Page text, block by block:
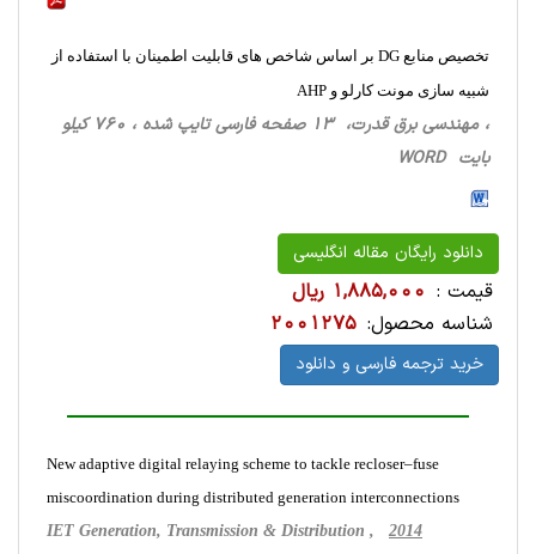
تخصیص منابع DG بر اساس شاخص های قابلیت اطمینان با استفاده از
شبیه سازی مونت کارلو و AHP
، مهندسی برق قدرت، 13 صفحه فارسی تایپ شده ، 760 کیلو
بایت WORD
دانلود رایگان مقاله انگلیسی
قیمت : 1,885,000 ریال
شناسه محصول: 2001275
خرید ترجمه فارسی و دانلود
New adaptive digital relaying scheme to tackle recloser–fuse
miscoordination during distributed generation interconnections
IET Generation, Transmission & Distribution , 2014